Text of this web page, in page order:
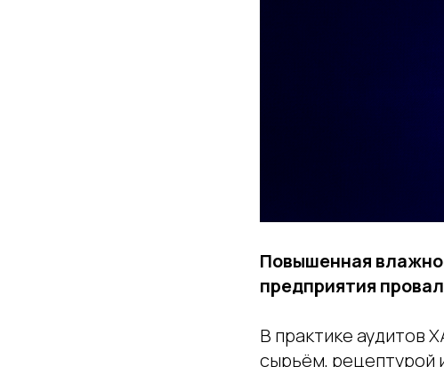
Повышенная
предприятия
В практике аудитов
сырьём, рецептурой